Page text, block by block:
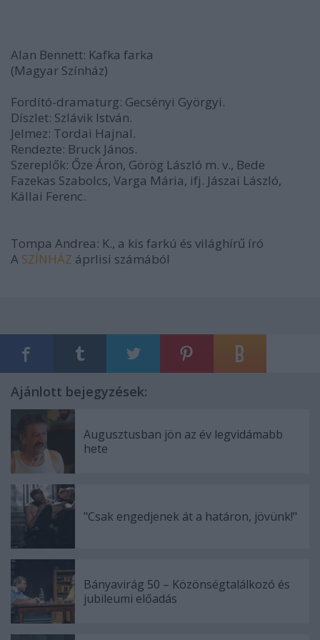
Alan Bennett: Kafka farka
(Magyar Színház)
Fordító-dramaturg: Gecsényi Györgyi.
Díszlet: Szlávik István.
Jelmez: Tordai Hajnal.
Rendezte: Bruck János.
Szereplők: Őze Áron, Görög László m. v., Bede
Fazekas Szabolcs, Varga Mária, ifj. Jászai László,
Kállai Ferenc.
Tompa Andrea: K., a kis farkú és világhírű író
A SZÍNHÁZ áprlisi számából
Ajánlott bejegyzések:
Augusztusban jön az év legvidámabb
hete
"Csak engedjenek át a határon, jövünk!"
Bányavirág 50 – Közönségtalálkozó és
jubileumi előadás